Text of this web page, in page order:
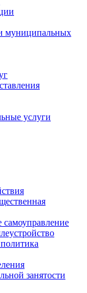
муниципальных
услуги
самоуправление
занятости